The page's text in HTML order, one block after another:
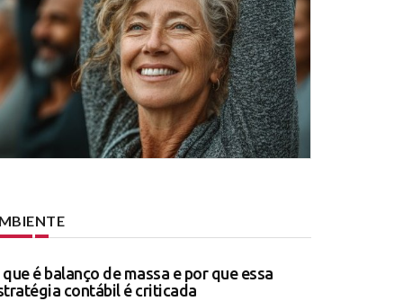
que é balanço de massa e por que essa
contábil é criticada